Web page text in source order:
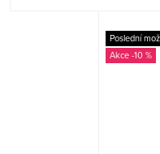
Poslední
-10 %